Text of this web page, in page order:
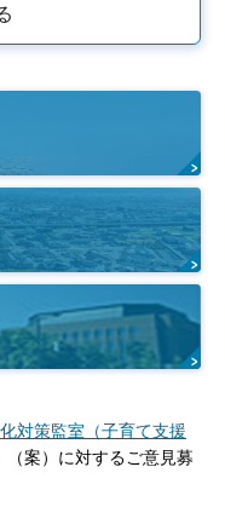
対策監室（子育て支援
案）に対するご意見募